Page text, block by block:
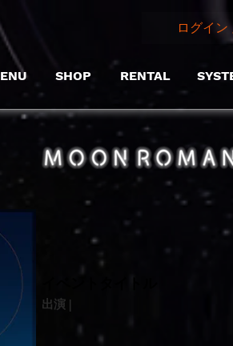
SHOP
ログイ
RENTAL
出演 |